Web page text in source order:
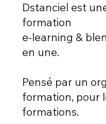
Dstanciel est
formation
e-learning &
en une.
Pensé par un
formation, pour
formations.